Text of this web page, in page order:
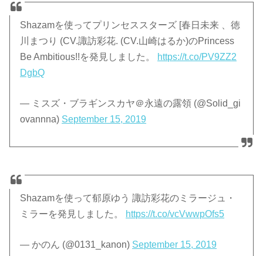
Shazamを使ってプリンセススターズ [春日未来 、徳
川まつり (CV.諏訪彩花. (CV.山崎はるか)のPrincess
Be Ambitious!!を発見しました。
https://t.co/PV9ZZ2
DgbQ
— ミスズ・ブラギンスカヤ＠永遠の露領 (@Solid_gi
ovannna) September 15, 2019
Shazamを使って郁原ゆう 諏訪彩花のミラージュ・
ミラーを発見しました。
https://t.co/vcVwwpOfs5
— かのん (@0131_kanon) September 15, 2019